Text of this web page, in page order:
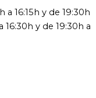
a 16:15h y de 19:30h
16:30h y de 19:30h a